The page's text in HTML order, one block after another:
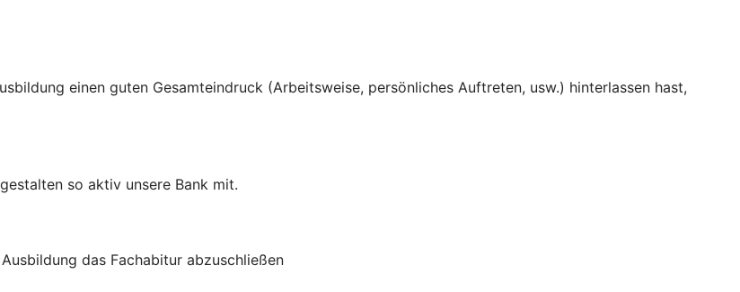
einen guten Gesamteindruck (Arbeitsweise, persönliches Auftreten, usw.) hinterlassen hast,
so aktiv unsere Bank mit.
das Fachabitur abzuschließen